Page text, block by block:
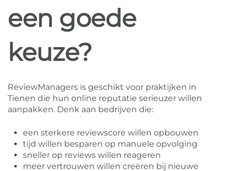
een goede
keuze?
ReviewManagers is geschikt voor praktijken in
Tienen die hun online reputatie serieuzer willen
aanpakken. Denk aan bedrijven die:
een sterkere reviewscore willen opbouwen
tijd willen besparen op manuele opvolging
sneller op reviews willen reageren
meer vertrouwen willen creëren bij nieuwe